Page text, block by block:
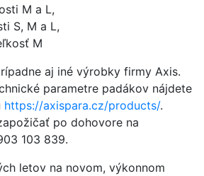
M a L,
S, M a L,
M
aj iné výrobky firmy Axis.
parametre padákov nájdete
https://axispara.cz/products/.
po dohovore na
103 839.
letov na novom, výkonnom